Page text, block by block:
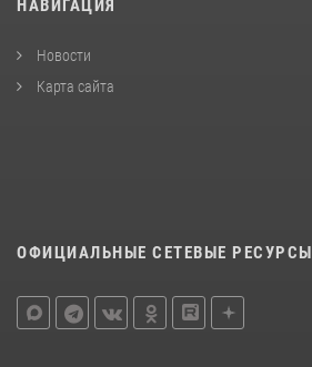
НАВИГАЦИЯ
Новости
Карта сайта
ОФИЦИАЛЬНЫЕ СЕТЕВЫЕ РЕСУРСЫ